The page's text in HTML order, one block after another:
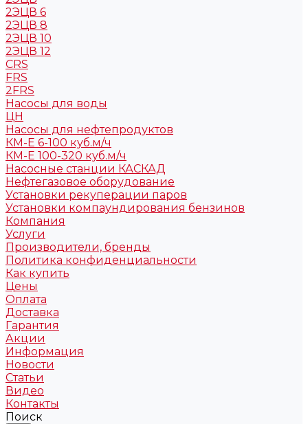
2ЭЦВ 6
2ЭЦВ 8
2ЭЦВ 10
2ЭЦВ 12
CRS
FRS
2FRS
Насосы для воды
ЦН
Насосы для нефтепродуктов
КМ-Е 6-100 куб.м/ч
КМ-Е 100-320 куб.м/ч
Насосные станции КАСКАД
Нефтегазовое оборудование
Установки рекуперации паров
Установки компаундирования бензинов
Компания
Услуги
Производители, бренды
Политика конфиденциальности
Как купить
Цены
Оплата
Доставка
Гарантия
Акции
Информация
Новости
Статьи
Видео
Контакты
Поиск